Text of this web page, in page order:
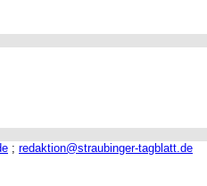
; redaktion@straubinger-tagblatt.de